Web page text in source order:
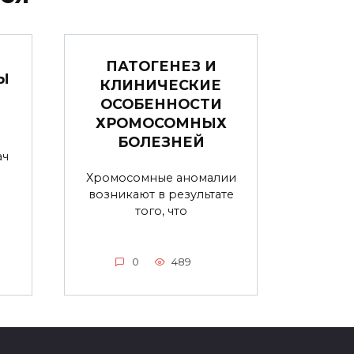
ПАТОГЕНЕЗ И
КЛИНИЧЕСКИЕ
ОСОБЕННОСТИ
ХРОМОСОМНЫХ
БОЛЕЗНЕЙ
Хромосомные аномалии
возникают в результате
того, что
0 489